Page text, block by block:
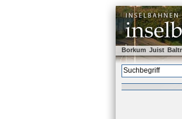
Borkum Juist